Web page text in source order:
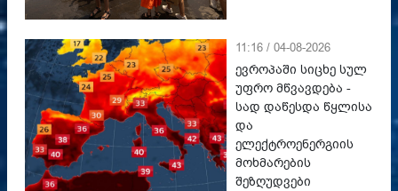
11:16 / 04-08-2026
ევროპაში სიცხე სულ
უფრო მწვავდება -
სად დაწესდა წყლისა
და
ელექტროენერგიის
მოხმარების
შეზღუდვები